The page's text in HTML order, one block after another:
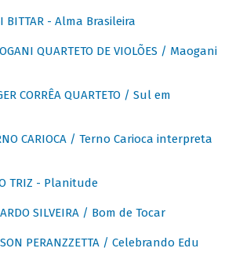
BITTAR - Alma Brasileira
QUARTETO DE VIOLÕES / Maogani
CORRÊA QUARTETO / Sul em
CARIOCA / Terno Carioca interpreta
TRIZ - Planitude
SILVEIRA / Bom de Tocar
PERANZZETTA / Celebrando Edu